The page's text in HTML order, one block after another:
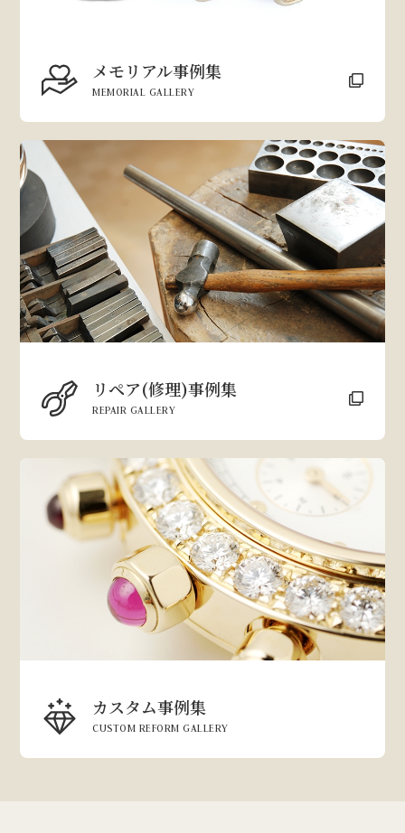
メモリアル事例集
MEMORIAL GALLERY
リペア(修理)事例集
REPAIR GALLERY
カスタム事例集
CUSTOM REFORM GALLERY